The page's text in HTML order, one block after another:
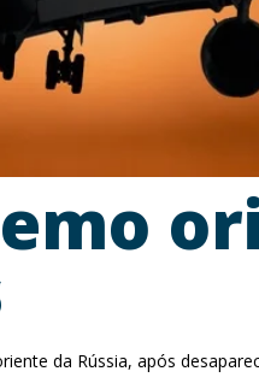
da Rússia, após